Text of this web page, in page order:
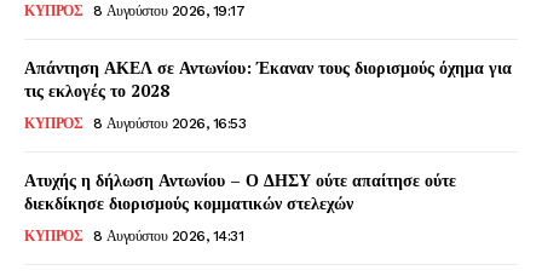
ΚΥΠΡΟΣ 8 Αυγούστου 2026, 19:17
Απάντηση ΑΚΕΛ σε Αντωνίου: Έκαναν τους διορισμούς όχημα για
τις εκλογές το 2028
ΚΥΠΡΟΣ 8 Αυγούστου 2026, 16:53
Ατυχής η δήλωση Αντωνίου – Ο ΔΗΣΥ ούτε απαίτησε ούτε
διεκδίκησε διορισμούς κομματικών στελεχών
ΚΥΠΡΟΣ 8 Αυγούστου 2026, 14:31